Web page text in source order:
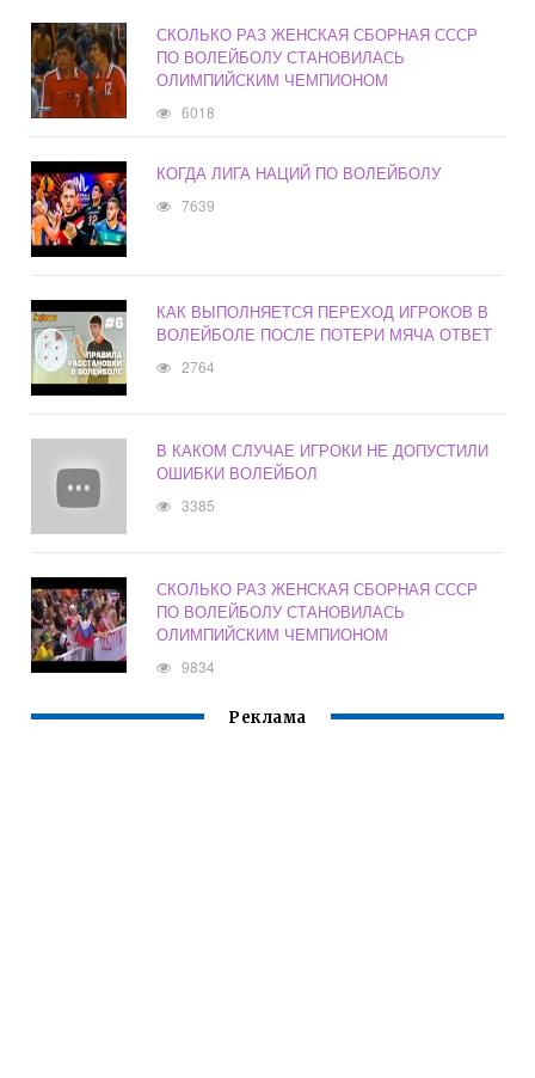
СКОЛЬКО РАЗ ЖЕНСКАЯ СБОРНАЯ СССР
ПО ВОЛЕЙБОЛУ СТАНОВИЛАСЬ
ОЛИМПИЙСКИМ ЧЕМПИОНОМ
6018
КОГДА ЛИГА НАЦИЙ ПО ВОЛЕЙБОЛУ
7639
КАК ВЫПОЛНЯЕТСЯ ПЕРЕХОД ИГРОКОВ В
ВОЛЕЙБОЛЕ ПОСЛЕ ПОТЕРИ МЯЧА ОТВЕТ
2764
В КАКОМ СЛУЧАЕ ИГРОКИ НЕ ДОПУСТИЛИ
ОШИБКИ ВОЛЕЙБОЛ
3385
СКОЛЬКО РАЗ ЖЕНСКАЯ СБОРНАЯ СССР
ПО ВОЛЕЙБОЛУ СТАНОВИЛАСЬ
ОЛИМПИЙСКИМ ЧЕМПИОНОМ
9834
Реклама